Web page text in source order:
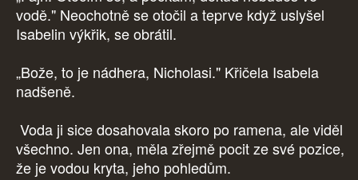
vodě." Neochotně se otočil a teprve když uslyšel
Isabelin výkřik, se obrátil.
„Bože, to je nádhera, Nicholasi." Křičela Isabela
nadšeně.
Voda ji sice dosahovala skoro po ramena, ale viděl
všechno. Jen ona, měla zřejmě pocit ze své pozice,
že je vodou kryta, jeho pohledům.